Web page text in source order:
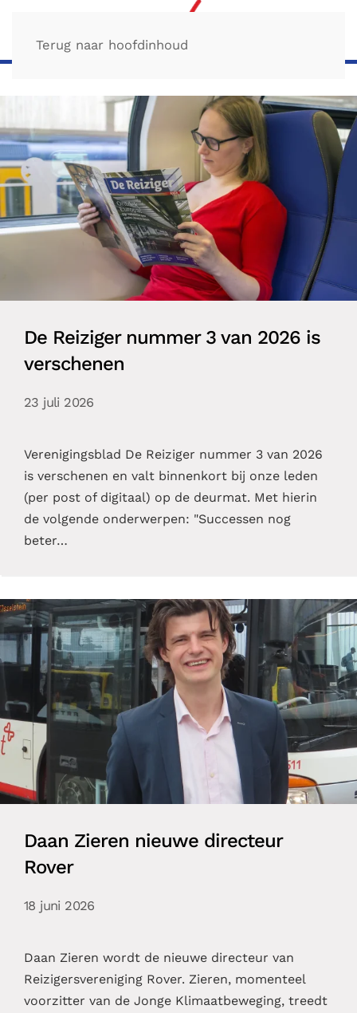
Terug naar hoofdinhoud
De Reiziger nummer 3 van 2026 is
verschenen
23 juli 2026
Verenigingsblad De Reiziger nummer 3 van 2026
is verschenen en valt binnenkort bij onze leden
(per post of digitaal) op de deurmat. Met hierin
de volgende onderwerpen: "Successen nog
beter…
Daan Zieren nieuwe directeur
Rover
18 juni 2026
Daan Zieren wordt de nieuwe directeur van
Reizigersvereniging Rover. Zieren, momenteel
voorzitter van de Jonge Klimaatbeweging, treedt